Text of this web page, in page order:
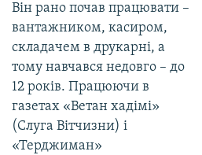
Він рано почав працювати –
вантажником, касиром,
складачем в друкарні, а
тому навчався недовго – до
12 років. Працюючи в
газетах «Ветан хадімі»
(Слуга Вітчизни) і
«Терджиман»